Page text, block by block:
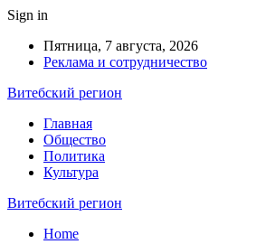
Sign in
Пятница, 7 августа, 2026
Реклама и сотрудничество
Витебский регион
Главная
Общество
Политика
Культура
Витебский регион
Home